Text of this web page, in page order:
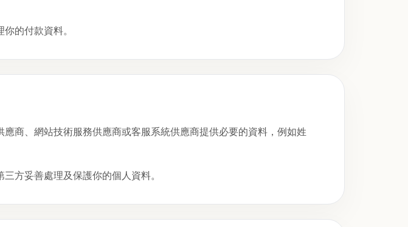
的付款資料。
商、網站技術服務供應商或客服系統供應商提供必要的資料，例如姓
方妥善處理及保護你的個人資料。